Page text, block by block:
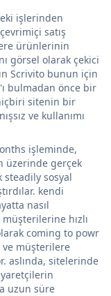
işlerinden
satış
ürünlerinin
görsel olarak çekici
Scrivito bunun için
bulmadan önce bir
sitenin bir
ve kullanımı
işleminde,
üzerinde gerçek
steadily sosyal
kendi
nasıl
hızlı
coming to powr
müşterilere
aslında, sitelerinde
uzun süre